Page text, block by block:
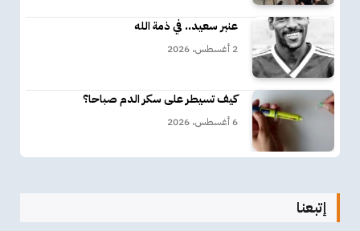
عنبر سعيد.. في ذمة الله
2 أغسطس، 2026
كيف تسيطر على سكر الدم صباحا؟
6 أغسطس، 2026
إتبعنا